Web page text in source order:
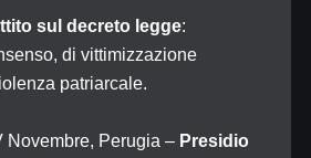
sul decreto legge:
di vittimizzazione
patriarcale.
Novembre, Perugia – Presidio